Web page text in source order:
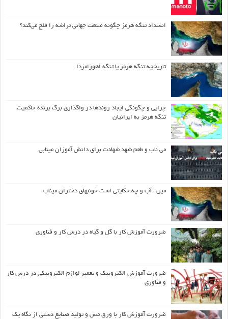
انسداد تنگه هرمز چگونه صنعت جهانی تراشه را فلج می‌کند؟
تاریخچه تنگه هرمز یا تنگه اهورامزدا
چرایی و چگونگی ایجاد روندها در واگذاری برگ برنده حاکمیت
تنگه هرمز به ایرانیان
می ناب و طعم شهد شهادت برای دانش آموزان مینابی
مین ، آب و چه حکایتی است خونبهای دختران میناب
ضرورت آموزش کار با گل و گیاه در درس کار و فناوری
ضرورت آموزش الکترونیک و تعمیر لوازم الکترونیکی در درس کار
و فناوری
ضرورت آموزش کار با ورق مس و تولید صنایع دستی از نگاه یک